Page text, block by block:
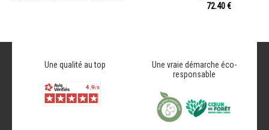
72.40 €
Une qualité au top
Une vraie démarche éco-
responsable